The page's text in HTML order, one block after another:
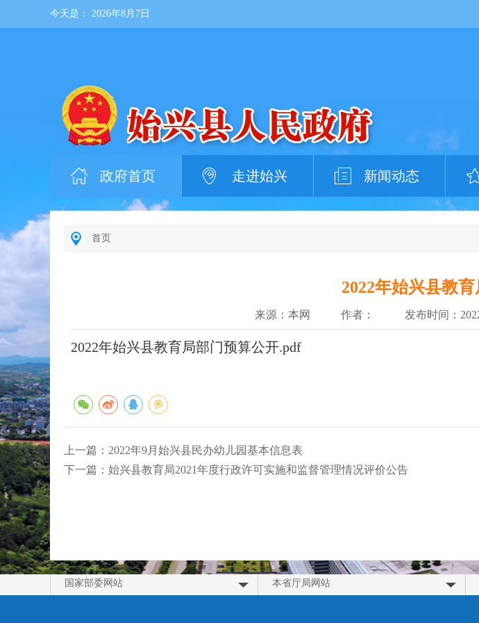
今天是： 2026年8月7日
政府首页 走进始兴 新闻动态
首页
2022年始兴县教
来源：本网 作者： 发布时间：
2022年始兴县教育局部门预算公开.pdf
上一篇： 2022年9月始兴县民办幼儿园基本信息表
下一篇： 始兴县教育局2021年度行政许可实施和监督管理情况评价公告
国家部委网站 本省厅局网站